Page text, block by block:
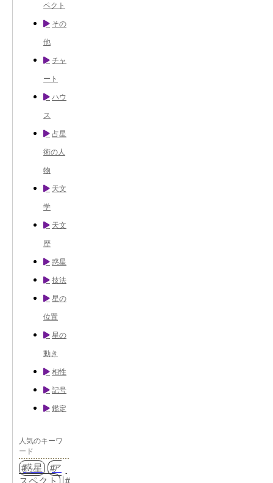
ペクト
その
他
チャ
ート
ハウ
ス
占星
術の人
物
天文
学
天文
歴
惑星
技法
星の
位置
星の
動き
相性
記号
鑑定
人気のキーワ
ード
惑星
ア